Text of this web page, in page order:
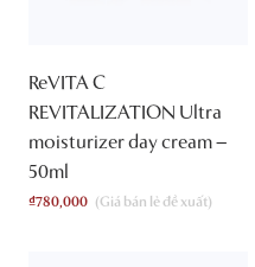
ReVITA C
REVITALIZATION Ultra
moisturizer day cream –
50ml
₫780,000